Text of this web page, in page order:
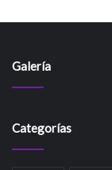
Galería
Categorías